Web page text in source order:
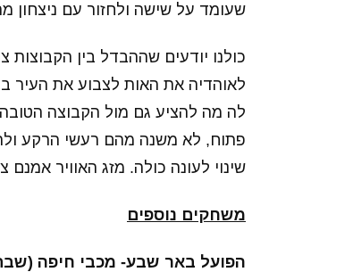
שעומד על שישה ולחזור עם ניצחון
כולנו יודעים שההבדל בין
לאוהדיה את האות לצבוע את העיר
לה מה להציע גם מול הקבוצה
פתוח, לא משנה מהם רעשי הרקע
שינוי לעונה כולה. מזג האוויר
משחקים נוספים
הפועל באר שבע- מכבי חיפה (שבת, 12/1, שעה